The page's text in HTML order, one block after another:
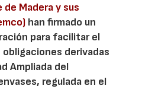
de Madera y sus
han firmado un
para facilitar el
derivadas
Ampliada del
regulada en el